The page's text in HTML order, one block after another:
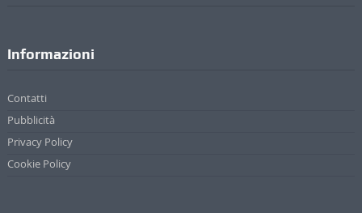
Informazioni
Contatti
Pubblicità
Privacy Policy
Cookie Policy